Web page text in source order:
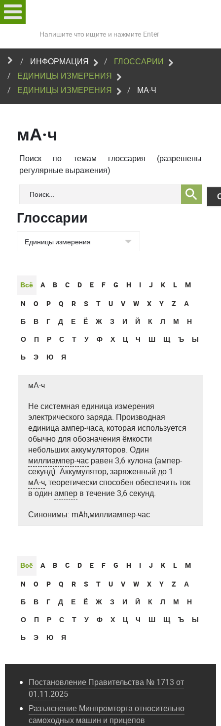
сайту
ИНФОРМАЦИЯ
ГЛОССАРИИ
ЕДИНИЦЫ ИЗМЕРЕНИЯ
ЕДИНИЦЫ ИЗМЕРЕНИЯ
МА·Ч
мА·ч
Поиск по темам глоссария (разрешены
регулярные выражения)
Глоссарии
Всё A B C D E F G H I J K L
M
N
O P Q R S T U V W X Y Z
А
Б
В Г Д Е Ё Ж З И Й К Л М
Н
О
П Р С Т У Ф Х Ц Ч Ш Щ Ъ
Ы
Ь
Э Ю Я
мА·ч
Не системная единица измерения
электрического заряда. Производная
единица ампер-часа, которая используется
обычно для обозначения ёмкости
небольших аккумуляторов. Один
миллиампер-час равен 3,6 кулона (ампер-
секунд). Аккумулятор, заряженный до 1
мА·ч, теоретически способен обеспечить ток
в один ампер в течение 3,6 секунд.
Синонимы: mAh,миллиампер-час
Всё A B C D E F G H I J K L
M
N
O P Q R S T U V W X Y Z
А
Б
В Г Д Е Ё Ж З И Й К Л М
Н
О
П Р С Т У Ф Х Ц Ч Ш Щ Ъ
Ы
Ь
Э Ю Я
Постановление Правительства № 1713 от
01.11.2025
Разъяснение Минпромторга относительно
самоходных машин и прицепов